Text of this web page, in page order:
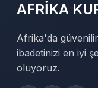
AFRİKA
Afrika'da
ibadetinizi en iyi
oluyoruz.